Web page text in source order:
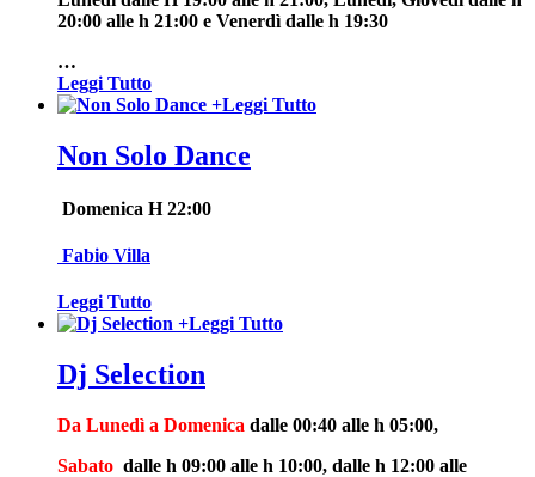
20:00 alle h 21:00 e Venerdì dalle h 19:30
…
Leggi Tutto
+Leggi Tutto
Non Solo Dance
Domenica H 22:00
Fabio Villa
Leggi Tutto
+Leggi Tutto
Dj Selection
Da Lunedì a Domenica dalle 00:40 alle h 05:00,
Sabato dalle h 09:00 alle h 10:00, dalle h 12:00 alle